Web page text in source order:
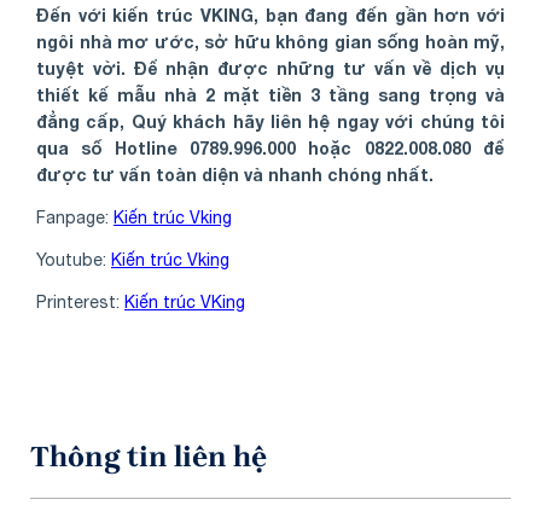
Đến với kiến trúc VKING, bạn đang đến gần hơn với
ngôi nhà mơ ước, sở hữu không gian sống hoàn mỹ,
tuyệt vời. Để nhận được những tư vấn về dịch vụ
thiết kế mẫu nhà 2 mặt tiền 3 tầng sang trọng và
đẳng cấp, Quý khách hãy liên hệ ngay với chúng tôi
qua số Hotline 0789.996.000 hoặc 0822.008.080 để
được tư vấn toàn diện và nhanh chóng nhất.
Fanpage: Kiến trúc Vking
Youtube: Kiến trúc Vking
Printerest: Kiến trúc VKing
Thông tin liên hệ